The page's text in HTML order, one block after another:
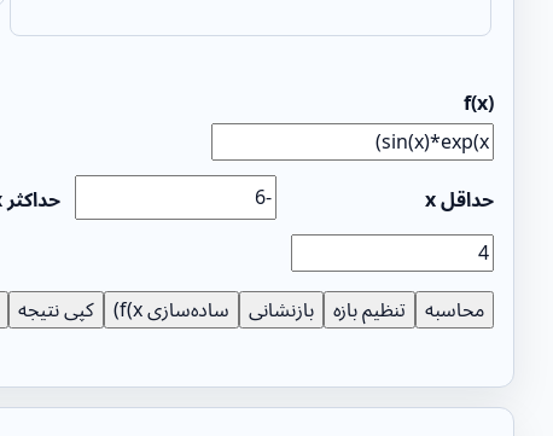
f(x)
حداقل x حداکثر x
محاسبه تنظیم بازه بازنشانی ساده‌سازی f(x) کپی نتیجه